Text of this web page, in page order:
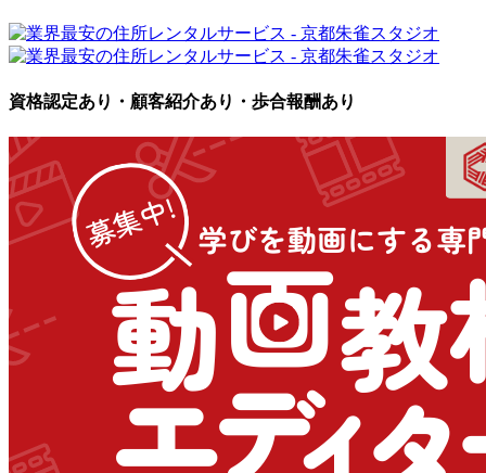
資格認定あり・顧客紹介あり・歩合報酬あり